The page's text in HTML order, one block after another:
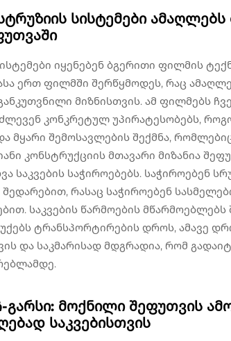
სისტემები
იყენებენ ბგერითი ფილმის
ერთ ფილმში შერწყმოდეს, რაც
მიზნისთვის. ამ ფილმებს
კონკრეტულ უპირატესობებს,
მყარი შემოსავლების შექმნა,
კონსტრუქციის მთავარი მიზანია
საკვების საჭიროებებს. საჭიროებენ
შედარებით, რასაც საჭიროებენ
საკვების წარმოების
ტრანსპორტირების დროს, ამავე
და საკმარისად მდგრადია, რომ
მოქნილი შეფუთვის
საკვებისთვის